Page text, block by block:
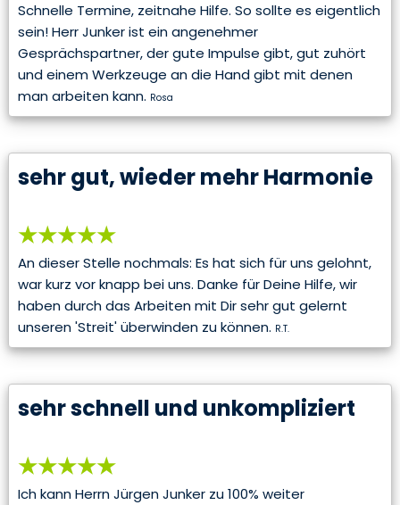
Schnelle Termine, zeitnahe Hilfe. So sollte es eigentlich
sein! Herr Junker ist ein angenehmer
Gesprächspartner, der gute Impulse gibt, gut zuhört
und einem Werkzeuge an die Hand gibt mit denen
man arbeiten kann. Rosa
sehr gut, wieder mehr Harmonie
★★★★★
An dieser Stelle nochmals: Es hat sich für uns gelohnt,
war kurz vor knapp bei uns. Danke für Deine Hilfe, wir
haben durch das Arbeiten mit Dir sehr gut gelernt
unseren 'Streit' überwinden zu können. R.T.
sehr schnell und unkompliziert
★★★★★
Ich kann Herrn Jürgen Junker zu 100% weiter